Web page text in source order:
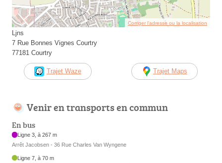
Corriger l’adresse ou la localisation
Ljns
7 Rue Bonnes Vignes Courtry
77181 Courtry
Trajet Waze Trajet Maps
Venir en transports en commun
En bus
Ligne 3, à 267 m
Arrêt Jacobsen - 36 Rue Charles Van Wyngene
Ligne 7, à 70 m